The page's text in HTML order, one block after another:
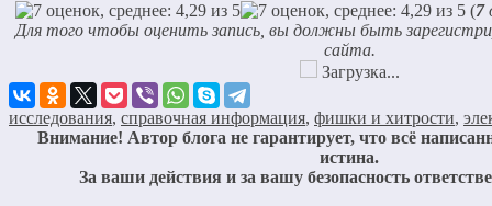
(7
Для того чтобы оценить запись, вы должны быть
сайта.
Загрузка...
исследования, справочная информация, фишки и хитрости,
Внимание! Автор блога не гарантирует, что всё
истина.
За ваши действия и за вашу безопасность